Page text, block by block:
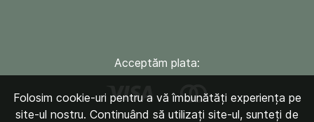
Acceptăm plata:
Folosim cookie-uri pentru a vă îmbunătăți experiența pe
site-ul nostru. Continuând să utilizați site-ul, sunteți de